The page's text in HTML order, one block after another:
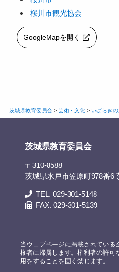
桜川市観光協会
GoogleMapを開く
茨城県教育委員会> 芸術・文化> いばらき
茨城県教育委員会
〒310-8588
茨城県水戸市笠原町978番6
TEL. 029-301-5148
FAX. 029-301-5139
当ウェブページに掲載されている
権者に帰属します。権利者の許可
用をすることを固く禁じます。